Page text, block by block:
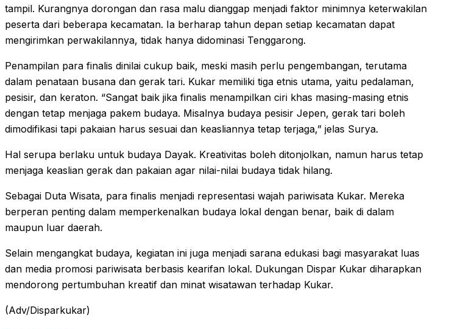
tampil. Kurangnya dorongan dan rasa malu dianggap menjadi faktor minimnya keterwakilan
peserta dari beberapa kecamatan. Ia berharap tahun depan setiap kecamatan dapat
mengirimkan perwakilannya, tidak hanya didominasi Tenggarong.
Penampilan para finalis dinilai cukup baik, meski masih perlu pengembangan, terutama
dalam penataan busana dan gerak tari. Kukar memiliki tiga etnis utama, yaitu pedalaman,
pesisir, dan keraton. “Sangat baik jika finalis menampilkan ciri khas masing-masing etnis
dengan tetap menjaga pakem budaya. Misalnya budaya pesisir Jepen, gerak tari boleh
dimodifikasi tapi pakaian harus sesuai dan keasliannya tetap terjaga,” jelas Surya.
Hal serupa berlaku untuk budaya Dayak. Kreativitas boleh ditonjolkan, namun harus tetap
menjaga keaslian gerak dan pakaian agar nilai-nilai budaya tidak hilang.
Sebagai Duta Wisata, para finalis menjadi representasi wajah pariwisata Kukar. Mereka
berperan penting dalam memperkenalkan budaya lokal dengan benar, baik di dalam
maupun luar daerah.
Selain mengangkat budaya, kegiatan ini juga menjadi sarana edukasi bagi masyarakat luas
dan media promosi pariwisata berbasis kearifan lokal. Dukungan Dispar Kukar diharapkan
mendorong pertumbuhan kreatif dan minat wisatawan terhadap Kukar.
(Adv/Disparkukar)